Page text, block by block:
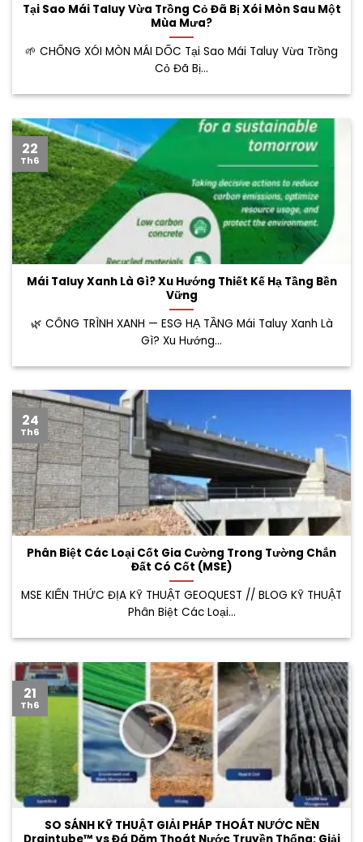
Tại Sao Mái Taluy Vừa Trồng Cỏ Đã Bị Xói Mòn Sau Một
Mùa Mưa?
🌱 CHỐNG XÓI MÒN MÁI DỐC Tại Sao Mái Taluy Vừa Trồng
Cỏ Đã Bị...
Mái Taluy Xanh Là Gì? Xu Hướng Thiết Kế Hạ Tầng Bền
Vững
🌿 CÔNG TRÌNH XANH — ESG HẠ TẦNG Mái Taluy Xanh Là
Gì? Xu Hướng...
22
Th6
Phân Biệt Các Loại Cốt Gia Cường Trong Tường Chắn
Đất Có Cốt (MSE)
MSE KIẾN THỨC ĐỊA KỸ THUẬT GEOQUEST // BLOG KỸ THUẬT
Phân Biệt Các Loại...
24
Th6
SO SÁNH KỸ THUẬT GIẢI PHÁP THOÁT NƯỚC NỀN
Draintube™ vs Đá Dăm Thoát Nước Truyền Thống: Giải
21
Th6